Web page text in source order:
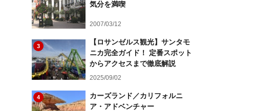
気分を満喫
2007/03/12
3
【ロサンゼルス観光】サンタモ
ニカ完全ガイド！ 定番スポット
からアクセスまで徹底解説
2025/09/02
4
カーズランド／カリフォルニ
ア・アドベンチャー